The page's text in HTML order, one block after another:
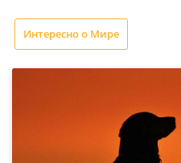
Интересно о Мире